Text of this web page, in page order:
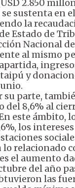
2.850
sustenta en
la
Estado de
Nacional
al mismo
y
su parte,
del 8,6% al
este ámbito,
los
lo relacionado
el aumento
del año
las